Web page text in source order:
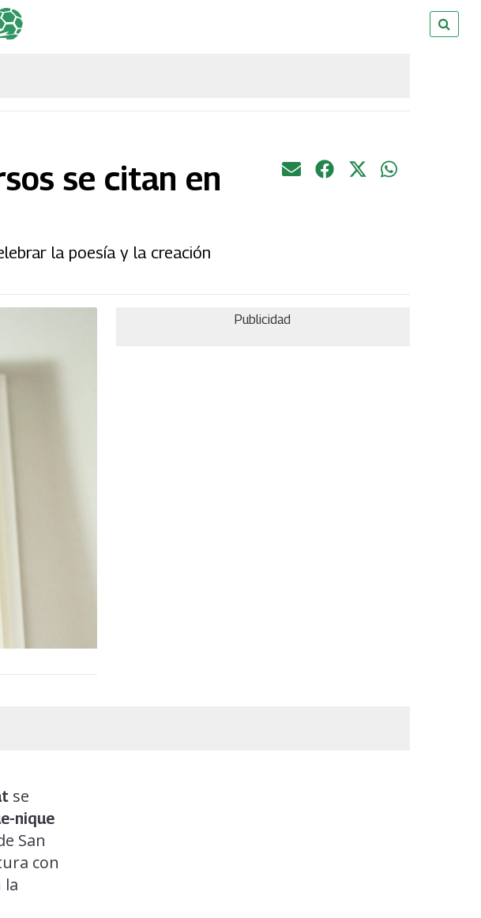
se citan en
la poesía y la creación
Publicidad
se
nique
San
con
la